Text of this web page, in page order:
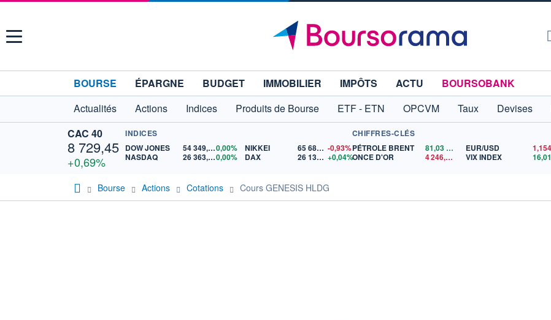
Menu
BOURSE ÉPARGNE BUDGET IMMOBILIER IMPÔTS ACTU
BOURSOBANK
Actualités
Actions Indices Produits de Bourse ETF - ETN OPCVM Taux Devises
CAC 40
8 729,45
+0,69%
INDICES
DOW JONES
54 349,120,00%
NASDAQ
26 363,440,00%
NIKKEI 65 683,26 -0,93%
DAX
26 137,39 +0,04%
CHIFFRES-CLÉS
PÉTROLE BRENT
81,03
ONCE D'OR
4 246,41 $US
EUR/USD
VIX INDEX
16,01
Bourse Actions Cotations Cours GENESIS HLDG